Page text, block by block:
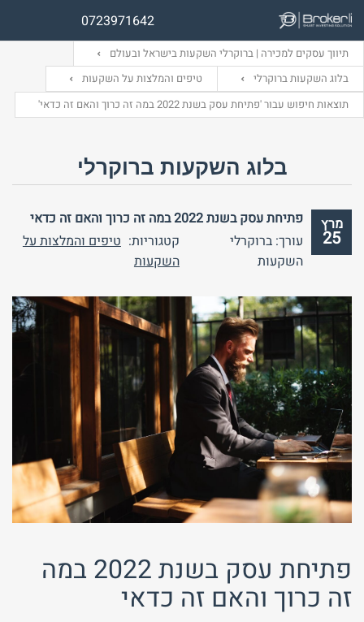
0723971642
שם משתמש (אנגלית)
התחבר באמצעות:
שכחת
זכור אותי
לא רשום לאתר? ★ הירשם כאן! ★
שם משתמש (אנגלית)
התחבר באמצעות:
טלפון
חזור לאתר התחבר פרסם באתר
תיווך עסקים למכירה | ברוקרלי השקעות בישראל ובעולם
בלוג השקעות ברוקרלי
טיפים והמלצות על השקעות
תוצאות חיפוש עבור 'פתיחת עסק בשנת 2022 במה זה כרוך והאם זה כדאי'
בלוג השקעות ברוקרלי
מרץ
25
פתיחת עסק בשנת 2022 במה זה כרוך והאם זה כדאי
עורך: ברוקרלי
השקעות
קטגוריות: טיפים והמלצות על
השקעות
פתיחת עסק בשנת 2022 במה
זה כרוך והאם זה כדאי